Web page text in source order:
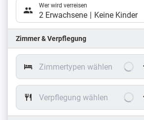
Wer wird verreisen
2 Erwachsene Keine Kinder
Zimmer & Verpflegung
Zimmertypen wählen
Verpflegung wählen